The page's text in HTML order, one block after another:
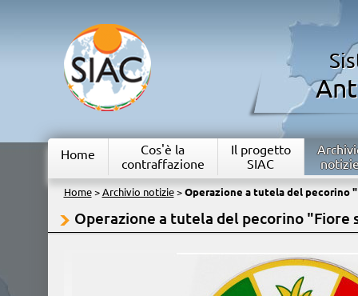
Home
Cos'è la
contraffazione
Il progetto
SIAC
Home> Archivio notizie> Operazione a tutela del pecorino
Operazione a tutela del pecorino "Fiore